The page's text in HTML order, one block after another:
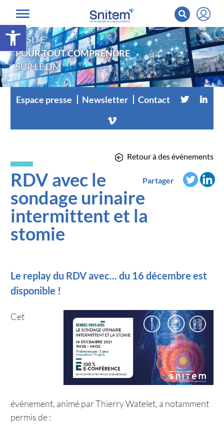
Ouvrir la barre d’outils
LE SITE
POUR TOUT COMPRENDRE
SUR LE DM
Espace presse Newsletter Contact
RDV avec le
sondage urinaire
intermittent et la
stomie
Retour à des événements
Partager
Le replay du RDV avec... du 16 décembre est
disponible !
Cet
événement, animé par Thierry Watelet, a notamment
permis de :